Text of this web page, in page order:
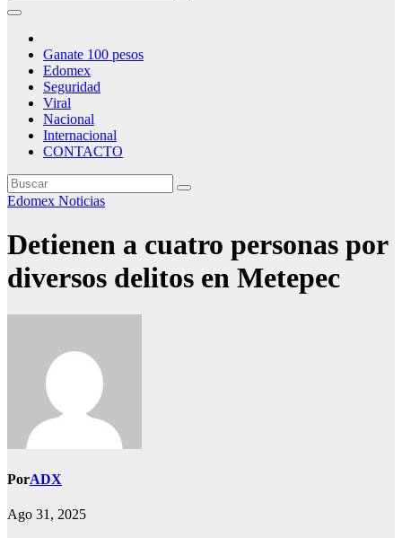
Ganate 100 pesos
Edomex
Seguridad
Viral
Nacional
Internacional
CONTACTO
Edomex Noticias
Detienen a cuatro personas por
diversos delitos en Metepec
PorADX
Ago 31, 2025